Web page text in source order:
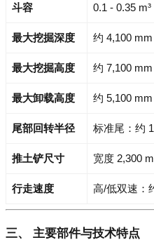
斗容 0.1 - 0.35 m³
最大挖掘深度 约 4,100 mm
最大挖掘高度 约 7,100 mm
最大卸载高度 约 5,100 mm
尾部回转半径 标准尾：约
推土铲尺寸 宽度 2,300
行走速度 高/低双速：
三、 主要部件与技术特点